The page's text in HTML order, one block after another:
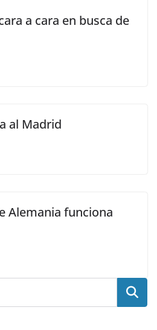
a cara en busca de
al Madrid
Alemania funciona